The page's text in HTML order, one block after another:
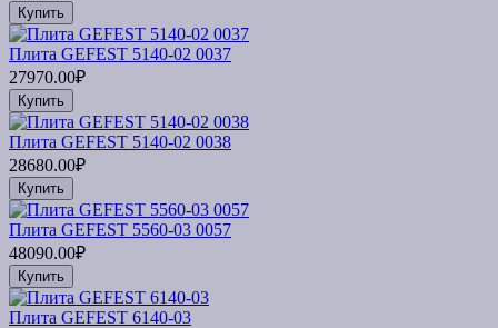
Купить
Плита GEFEST 5140-02 0037
27970.00₽
Купить
Плита GEFEST 5140-02 0038
28680.00₽
Купить
Плита GEFEST 5560-03 0057
48090.00₽
Купить
Плита GEFEST 6140-03